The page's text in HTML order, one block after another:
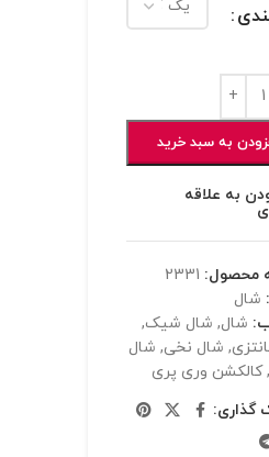
به سبد خرید
به علاقه
محصول: 2331
شال
شال, شال شیک,
, شال نخی, شال
, کالکشن وری پری
گذاری: